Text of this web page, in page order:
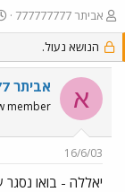
פ
ו
ת
ח
נ
אביתר 777777777
הנושא נעול.
א אביתר 777777777
member
16/6/03
יאללה - בואו נסגר